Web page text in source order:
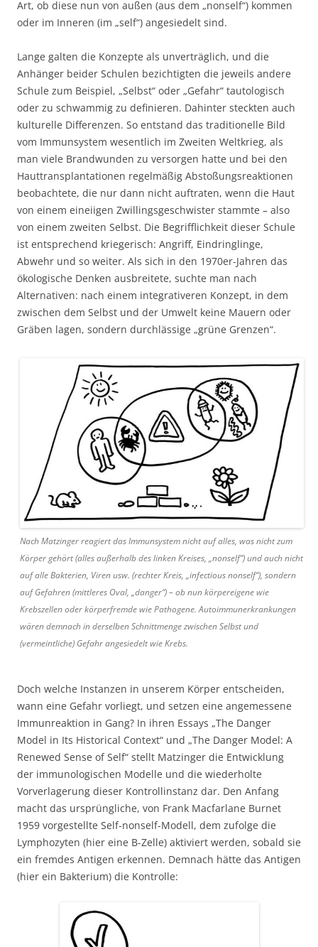
Art, ob diese nun von außen (aus dem „nonself“) kommen
oder im Inneren (im „self“) angesiedelt sind.
Lange galten die Konzepte als unverträglich, und die
Anhänger beider Schulen bezichtigten die jeweils andere
Schule zum Beispiel, „Selbst“ oder „Gefahr“ tautologisch
oder zu schwammig zu definieren. Dahinter steckten auch
kulturelle Differenzen. So entstand das traditionelle Bild
vom Immunsystem wesentlich im Zweiten Weltkrieg, als
man viele Brandwunden zu versorgen hatte und bei den
Hauttransplantationen regelmäßig Abstoßungsreaktionen
beobachtete, die nur dann nicht auftraten, wenn die Haut
von einem eineiigen Zwillingsgeschwister stammte – also
von einem zweiten Selbst. Die Begrifflichkeit dieser Schule
ist entsprechend kriegerisch: Angriff, Eindringlinge,
Abwehr und so weiter. Als sich in den 1970er-Jahren das
ökologische Denken ausbreitete, suchte man nach
Alternativen: nach einem integrativeren Konzept, in dem
zwischen dem Selbst und der Umwelt keine Mauern oder
Gräben lagen, sondern durchlässige „grüne Grenzen“.
Nach Matzinger reagiert das Immunsystem nicht auf alles, was nicht zum
Körper gehört (alles außerhalb des linken Kreises, „nonself“) und auch nicht
auf alle Bakterien, Viren usw. (rechter Kreis, „infectious nonself“), sondern
auf Gefahren (mittleres Oval, „danger“) – ob nun körpereigene wie
Krebszellen oder körperfremde wie Pathogene. Autoimmunerkrankungen
wären demnach in derselben Schnittmenge zwischen Selbst und
(vermeintliche) Gefahr angesiedelt wie Krebs.
Doch welche Instanzen in unserem Körper entscheiden,
wann eine Gefahr vorliegt, und setzen eine angemessene
Immunreaktion in Gang? In ihren Essays „The Danger
Model in Its Historical Context“ und „The Danger Model: A
Renewed Sense of Self“ stellt Matzinger die Entwicklung
der immunologischen Modelle und die wiederholte
Vorverlagerung dieser Kontrollinstanz dar. Den Anfang
macht das ursprüngliche, von Frank Macfarlane Burnet
1959 vorgestellte Self-nonself-Modell, dem zufolge die
Lymphozyten (hier eine B-Zelle) aktiviert werden, sobald sie
ein fremdes Antigen erkennen. Demnach hätte das Antigen
(hier ein Bakterium) die Kontrolle: